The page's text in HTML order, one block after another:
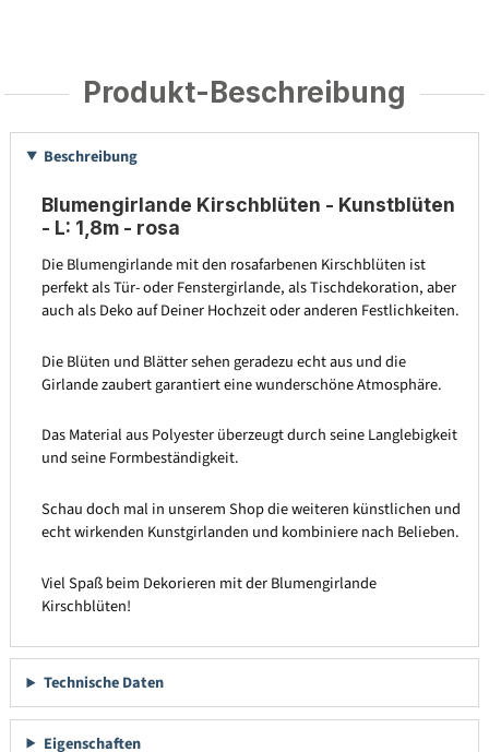
Produkt-Beschreibung
Beschreibung
Blumengirlande Kirschblüten - Kunstblüten
- L: 1,8m - rosa
Die Blumengirlande mit den rosafarbenen Kirschblüten ist
perfekt als Tür- oder Fenstergirlande, als Tischdekoration, aber
auch als Deko auf Deiner Hochzeit oder anderen Festlichkeiten.
Die Blüten und Blätter sehen geradezu echt aus und die
Girlande zaubert garantiert eine wunderschöne Atmosphäre.
Das Material aus Polyester überzeugt durch seine Langlebigkeit
und seine Formbeständigkeit.
Schau doch mal in unserem Shop die weiteren künstlichen und
echt wirkenden Kunstgirlanden und kombiniere nach Belieben.
Viel Spaß beim Dekorieren mit der Blumengirlande
Kirschblüten!
Technische Daten
Eigenschaften